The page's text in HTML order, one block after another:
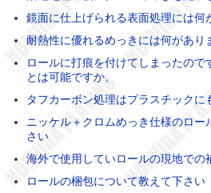
鏡面に仕上げられる表面処理には何
耐熱性に優れるめっきには何があり
ロールに打痕を付けてしまったので
とは可能ですか。
タフカーボン処理はプラスチックに
ニッケル＋クロムめっき仕様のロー
さい
海外で使用していロールの現地での
ロールの梱包について教えて下さい